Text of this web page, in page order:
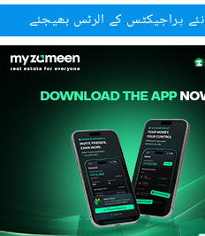
نئے پراجیکٹس کے الرٹس بھیجئے